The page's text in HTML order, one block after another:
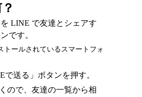
LINE で友達とシェアす
です。
トールされているスマートフォ
で送る」ボタンを押す。
ので、友達の一覧から相